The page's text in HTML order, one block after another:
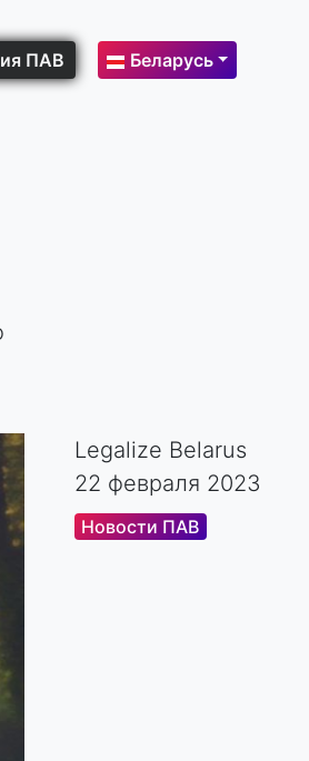
ПАВ Беларусь
Legalize Belarus
22 февраля 2023
Новости ПАВ